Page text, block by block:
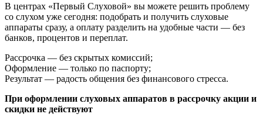
В центрах «Первый Слуховой» вы можете решить проблему
со слухом уже сегодня: подобрать и получить слуховые
аппараты сразу, а оплату разделить на удобные части — без
банков, процентов и переплат.
Рассрочка — без скрытых комиссий;
Оформление — только по паспорту;
Результат — радость общения без финансового стресса.
При оформлении слуховых аппаратов в рассрочку акции и
скидки не действуют